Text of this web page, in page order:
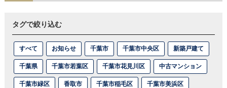
タグで絞り込む
すべて お知らせ 千葉市 千葉市中央区 新築戸建て
千葉県 千葉市若葉区 千葉市花見川区 中古マンション
千葉市緑区 香取市 千葉市稲毛区 千葉市美浜区